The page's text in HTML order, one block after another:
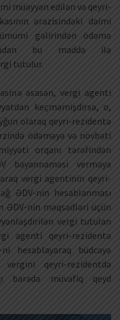
müəyyən edilən və qeyri-
ərazisindəki daimi
gəlirindən ödəmə
bu maddə ilə
tutulur.
əsasən, vergi agenti
keçməmişdirsə, o,
olaraq qeyri-rezidentə
ödəməyə və növbəti
orqanı tərəfindən
bəyannaməsi verməyə
vergi agentinin qeyri-
ƏDV-nin hesablanması
ƏDV-nin məqsədləri üçün
vergi tutulan
agenti qeyri-rezidentə
hesablayaraq büdcəyə
vergini qeyri-rezidentdə
barədə müvafiq qeyd